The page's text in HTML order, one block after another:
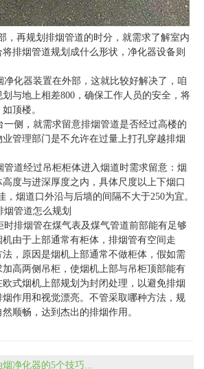
，再规划排烟管道的时分，就需求了解室内
排烟管道规划成什么形状，净化器设备则
净化器装置在外部，这就比较好解决了，咱
与地上相差800，确保工作人员的安全，将
顶楼。
一侧，就需求留意排烟管道是否经过高楼的
管理部门是不允许在过量上打孔穿越排烟
管道经过吊柜柜体进入烟道时需求留意：烟
度与进深厚度之内，具体尺度以上下烟口
，烟道口外沿与后墙的间隔不大于250为宜。
烟管道怎么规划
时排烟管在煤气表及煤气管道前部能有足够
由于上部通常有柜体，排烟管有空间走
，原因是烟机上部通常不做柜体，假如需
高两侧吊柜，使烟机上部与吊柜顶部能有
式烟机上部规划为封闭处理，以避免排烟
作用和视觉漂亮。不管采取哪种方法，规
顺畅，达到杰出的排烟作用。
净化器的5个技巧...